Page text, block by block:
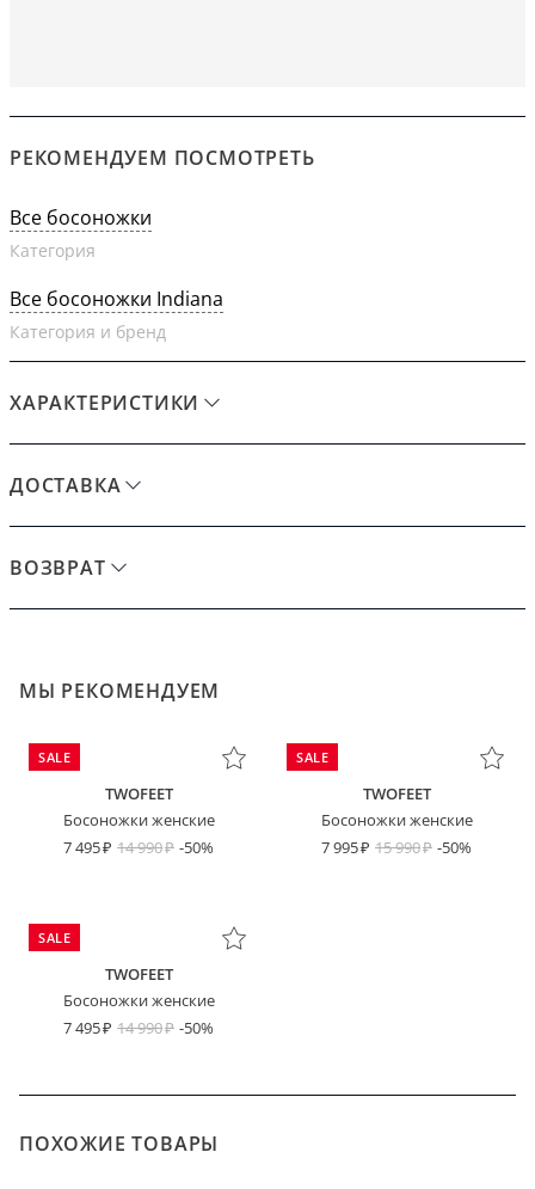
РЕКОМЕНДУЕМ ПОСМОТРЕТЬ
Все босоножки
Категория
Все босоножки Indiana
Категория и бренд
ХАРАКТЕРИСТИКИ
ДОСТАВКА
ВОЗВРАТ
МЫ РЕКОМЕНДУЕМ
SALE
TWOFEET
Босоножки женские
7 495
14 990 -50%
SALE
TWOFEET
Босоножки женские
7 995
15 990 -50%
SALE
TWOFEET
Босоножки женские
7 495
14 990 -50%
ПОХОЖИЕ ТОВАРЫ